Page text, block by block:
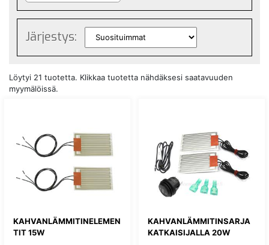
Järjestys:
Löytyi 21 tuotetta. Klikkaa tuotetta nähdäksesi saatavuuden
myymälöissä.
KAHVANLÄMMITINELEMEN
TIT 15W
KAHVANLÄMMITINSARJA
KATKAISIJALLA 20W